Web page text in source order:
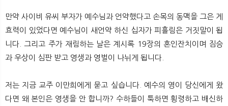
만약 사이비 유씨 부자가 예수님과 언약했다고 손목의 동맥을 그은 게
효력이 있었다면 예수님이 새언약 하신 십자가 피흘림은 거짓말이 됩
니다. 그리고 주가 재림하는 날은 계시록 19장의 혼인잔치이며 짐승
과 우상이 심판 받고 영생과 영벌이 나뉘게 됩니다.
저는 지금 교주 이만희에게 묻고 싶습니다. 예수의 영이 당신에게 왔
다면 왜 본인은 영생을 안 합니까? 수하들이 툭하면 횡령하고 배신하